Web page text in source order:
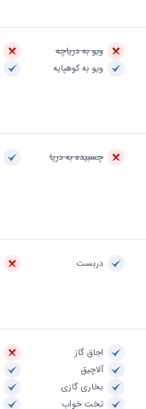
ویو به دریاچه
ویو به کوهپایه
چسبیده به دریا
دربست
اجاق گاز
آلاچیق
بخاری گازی
تخت خواب